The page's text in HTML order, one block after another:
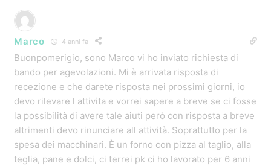
Marco 4 anni fa
Buonpomerigio, sono Marco vi ho inviato richiesta di
bando per agevolazioni. Mi è arrivata risposta di
recezione e che darete risposta nei prossimi giorni, io
devo rilevare l attivita e vorrei sapere a breve se ci fosse
la possibilità di avere tale aiuti però con risposta a breve
altrimenti devo rinunciare all attività. Soprattutto per la
spesa dei macchinari. È un forno con pizza al taglio, alla
teglia, pane e dolci, ci terrei pk ci ho lavorato per 6 anni